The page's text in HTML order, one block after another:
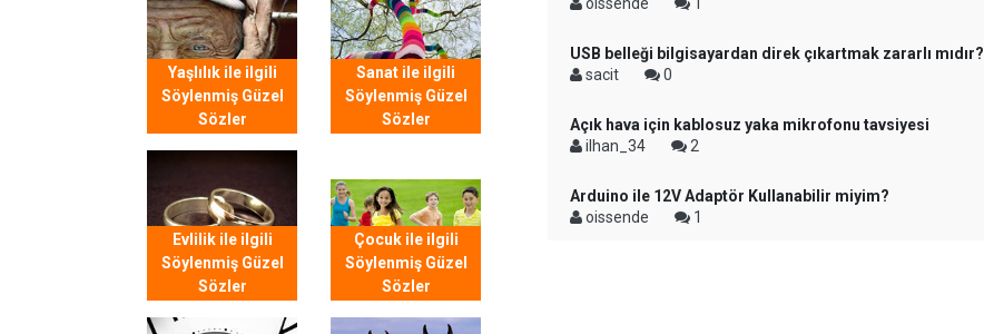
Yaşlılık ile ilgili
Söylenmiş Güzel
Sözler
Sanat ile ilgili
Söylenmiş Güzel
Sözler
Evlilik ile ilgili
Söylenmiş Güzel
Sözler
Çocuk ile ilgili
Söylenmiş Güzel
Sözler
USB belleği bilgisayardan direk çıkartmak zararlı mıdır?
sacit
0
Açık hava için kablosuz yaka mikrofonu tavsiyesi
ilhan_34
2
Arduino ile 12V Adaptör Kullanabilir miyim?
oissende
1